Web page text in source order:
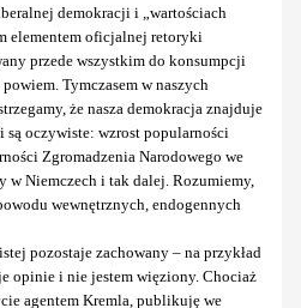
demokracji i „wartościach
elementem oficjalnej retoryki
przede wszystkim do konsumpcji
Tymczasem w naszych
że nasza demokracja znajduje
są oczywiste: wzrost popularności
Zgromadzenia Narodowego we
w Niemczech i tak dalej. Rozumiemy,
wewnętrznych, endogennych
pozostaje zachowany – na przykład
opinie i nie jestem więziony. Chociaż
agentem Kremla, publikuję we